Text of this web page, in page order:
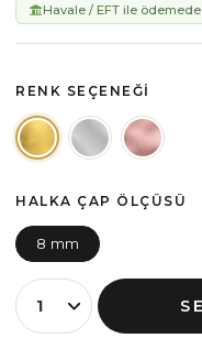
Havale / EFT ile ödemede
RENK SEÇENEĞI
HALKA ÇAP ÖLÇÜSÜ
8 mm